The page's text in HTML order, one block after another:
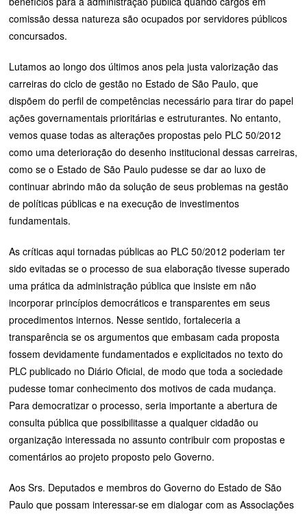
comissão dessa natureza são ocupados por servidores públicos
concursados.
Lutamos ao longo dos últimos anos pela justa valorização das
carreiras do ciclo de gestão no Estado de São Paulo, que
dispõem do perfil de competências necessário para tirar do papel
ações governamentais prioritárias e estruturantes. No entanto,
vemos quase todas as alterações propostas pelo PLC 50/2012
como uma deterioração do desenho institucional dessas carreiras,
como se o Estado de São Paulo pudesse se dar ao luxo de
continuar abrindo mão da solução de seus problemas na gestão
de políticas públicas e na execução de investimentos
fundamentais.
As críticas aqui tornadas públicas ao PLC 50/2012 poderiam ter
sido evitadas se o processo de sua elaboração tivesse superado
uma prática da administração pública que insiste em não
incorporar princípios democráticos e transparentes em seus
procedimentos internos. Nesse sentido, fortaleceria a
transparência se os argumentos que embasam cada proposta
fossem devidamente fundamentados e explicitados no texto do
PLC publicado no Diário Oficial, de modo que toda a sociedade
pudesse tomar conhecimento dos motivos de cada mudança.
Para democratizar o processo, seria importante a abertura de
consulta pública que possibilitasse a qualquer cidadão ou
organização interessada no assunto contribuir com propostas e
comentários ao projeto proposto pelo Governo.
Aos Srs. Deputados e membros do Governo do Estado de São
Paulo que possam interessar-se em dialogar com as Associações